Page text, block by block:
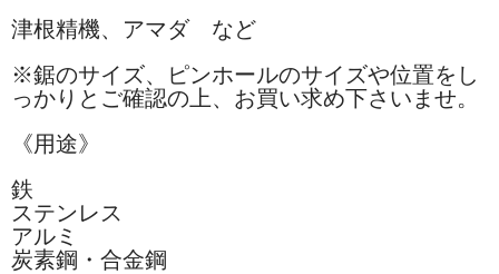
津根精機、アマダ など
※鋸のサイズ、ピンホールのサイズや位置をし
っかりとご確認の上、お買い求め下さいませ。
《用途》
鉄
ステンレス
アルミ
炭素鋼・合金鋼